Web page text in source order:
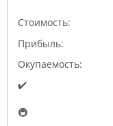
Стоимость:
Прибыль:
Окупаемость:
✔️
🚇